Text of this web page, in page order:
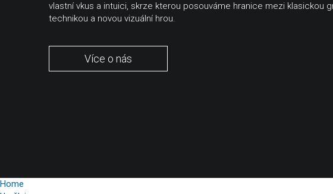
vlastní vkus a intuici, skrze kterou posouváme hranice mezi klasickou
technikou a novou vizuální hrou.
Více o nás
Home